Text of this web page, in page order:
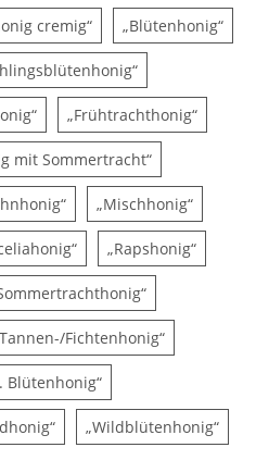
cremig“„Blütenhonig cremig“
„Blütenhonig“
„Frühtrachthonig mit
„Frühtrachthonig“
mit Sommertracht“„Lindenhonig
„Löwenzahnhonig“
„Mischhonig“
„Phaceliahonig“
„Rapshonig“
Fichtenhonig“„Tannen-/
Blütenhonig“„Wald- u.
„Waldhonig“
„Wildblütenhonig“